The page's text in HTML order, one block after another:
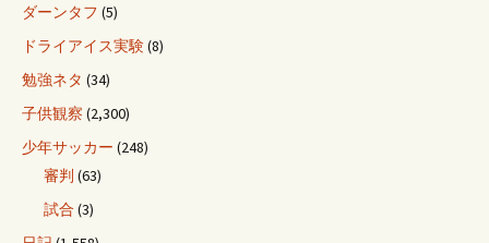
ダーンタフ (5)
ドライアイス実験(8)
勉強ネタ (34)
子供観察 (2,300)
少年サッカー (248)
審判 (63)
試合 (3)